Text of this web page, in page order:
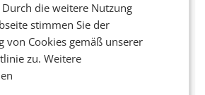
ARTIKELdie weitere Nutzung
stimmen Sie der
von Cookies gemäß unserer
zu.Weitere